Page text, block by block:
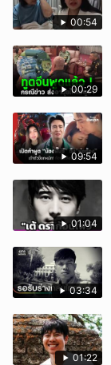
00:54
00:29
09:54
01:04
03:34
01:22